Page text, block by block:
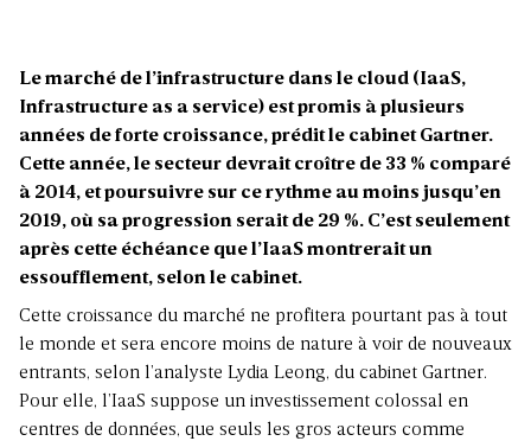
Le marché de l’infrastructure dans le cloud (IaaS,
Infrastructure as a service) est promis à plusieurs
années de forte croissance, prédit le cabinet Gartner.
Cette année, le secteur devrait croître de 33 % comparé
à 2014, et poursuivre sur ce rythme au moins jusqu’en
2019, où sa progression serait de 29 %. C’est seulement
après cette échéance que l’IaaS montrerait un
essoufflement, selon le cabinet.
Cette croissance du marché ne profitera pourtant pas à tout
le monde et sera encore moins de nature à voir de nouveaux
entrants, selon l’analyste Lydia Leong, du cabinet Gartner.
Pour elle, l’IaaS suppose un investissement colossal en
centres de données, que seuls les gros acteurs comme